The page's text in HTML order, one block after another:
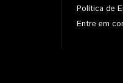
Política de
Entre em